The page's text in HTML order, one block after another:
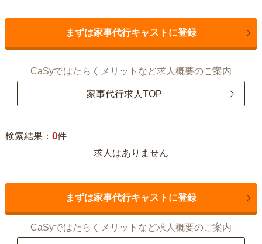
まずは家事代行キャストに登録
CaSyではたらくメリットなど求人概要のご案内
家事代行求人TOP
検索結果： 0件
求人はありません
まずは家事代行キャストに登録
CaSyではたらくメリットなど求人概要のご案内